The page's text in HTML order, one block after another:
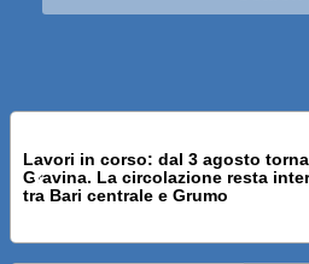
Lavori in corso: dal 3 agosto
Gravina. La circolazione resta
tra Bari centrale e Grumo
Previous news